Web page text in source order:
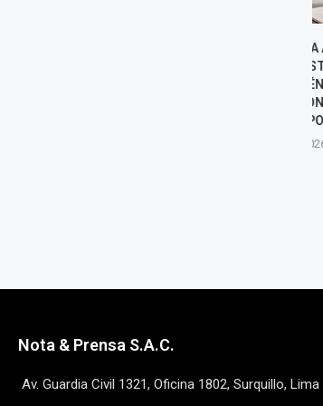
Nota & Prensa S.A.C.
Av. Guardia Civil 1321, Oficina 1802, Surquillo,